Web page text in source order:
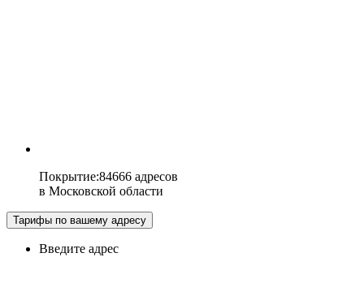
Покрытие:84666 адресов
в Московской области
Тарифы по вашему адресу
Введите адрес